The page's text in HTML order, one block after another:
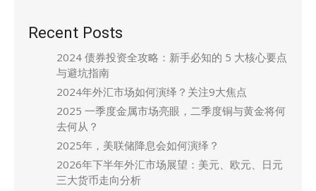
Recent Posts
2024 债券投资全攻略：新手必知的 5 大核心要点
与避坑指南
2024年外汇市场如何演绎？关注9大焦点
2025 一季度金属市场亮眼，二季度铜与黄金将何
去何从？
2025年，美联储降息会如何演绎？
2026年下半年外汇市场展望：美元、欧元、日元
三大货币走向分析